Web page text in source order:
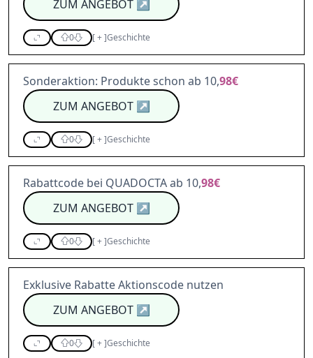
ZUM ANGEBOT↗
0 [+]Geschichte
Sonderaktion: Produkte schon ab 10,98€
ZUM ANGEBOT↗
0 [+]Geschichte
Rabattcode bei QUADOCTA ab 10,98€
ZUM ANGEBOT↗
0 [+]Geschichte
Exklusive Rabatte Aktionscode nutzen
ZUM ANGEBOT↗
0 [+]Geschichte